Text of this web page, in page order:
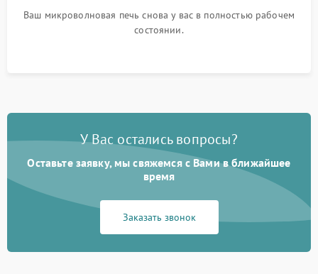
Ваш микроволновая печь снова у вас в полностью рабочем
состоянии.
У Вас остались вопросы?
Оставьте заявку, мы свяжемся с Вами в ближайшее
время
Заказать звонок